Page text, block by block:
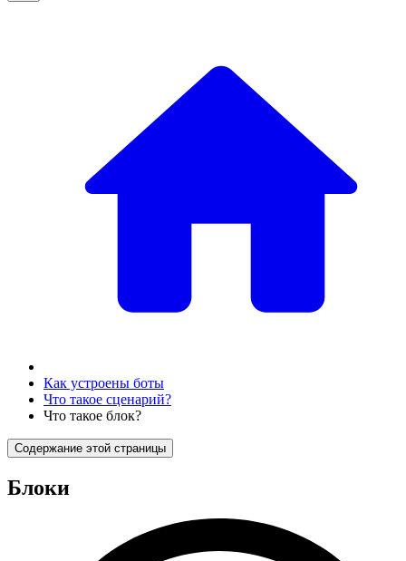
Как устроены боты
Что такое сценарий?
Что такое блок?
Содержание этой страницы
Блоки